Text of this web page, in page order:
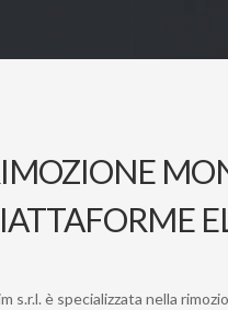
s.r.l. è specializzata nella